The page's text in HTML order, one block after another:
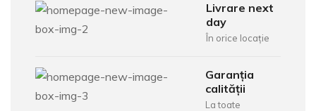
Livrare next
day
În orice locație
Garanția
calității
La toate